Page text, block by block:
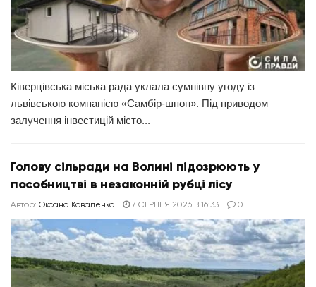
Ківерцівська міська рада уклала сумнівну угоду із
львівською компанією «Самбір-шпон». Під приводом
залучення інвестицій місто...
Голову сільради на Волині підозрюють у
пособництві в незаконній рубці лісу
Автор: Оксана Коваленко 7 СЕРПНЯ 2026 В 16:33 0